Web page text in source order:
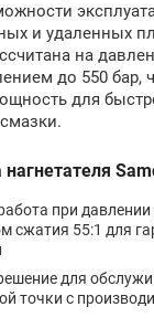
и удаленных
на
до 550 бар,
для
при
сжатия 55:1 для
для
точки с